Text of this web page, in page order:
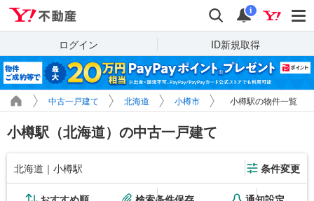
検索 通知
i
ログイン ID新規取得
中古一戸建て 北海道 小樽市 小樽駅の物件一覧
小樽駅（北海道）の中古一戸建て
北海道｜小樽駅 条件変更